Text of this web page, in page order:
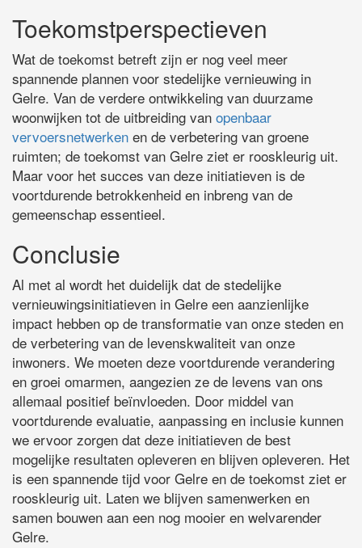
Toekomstperspectieven
Wat de toekomst betreft zijn er nog veel meer
spannende plannen voor stedelijke vernieuwing in
Gelre. Van de verdere ontwikkeling van duurzame
woonwijken tot de uitbreiding van openbaar
vervoersnetwerken en de verbetering van groene
ruimten; de toekomst van Gelre ziet er rooskleurig uit.
Maar voor het succes van deze initiatieven is de
voortdurende betrokkenheid en inbreng van de
gemeenschap essentieel.
Conclusie
Al met al wordt het duidelijk dat de stedelijke
vernieuwingsinitiatieven in Gelre een aanzienlijke
impact hebben op de transformatie van onze steden en
de verbetering van de levenskwaliteit van onze
inwoners. We moeten deze voortdurende verandering
en groei omarmen, aangezien ze de levens van ons
allemaal positief beïnvloeden. Door middel van
voortdurende evaluatie, aanpassing en inclusie kunnen
we ervoor zorgen dat deze initiatieven de best
mogelijke resultaten opleveren en blijven opleveren. Het
is een spannende tijd voor Gelre en de toekomst ziet er
rooskleurig uit. Laten we blijven samenwerken en
samen bouwen aan een nog mooier en welvarender
Gelre.